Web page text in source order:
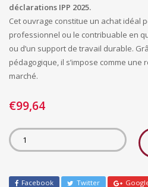
déclarations IPP 2025.
Cet ouvrage constitue un achat idéal
professionnel ou le contribuable en
ou d’un support de travail durable.
pédagogique, il s’impose comme
marché.
€99,64
Facebook Twitter